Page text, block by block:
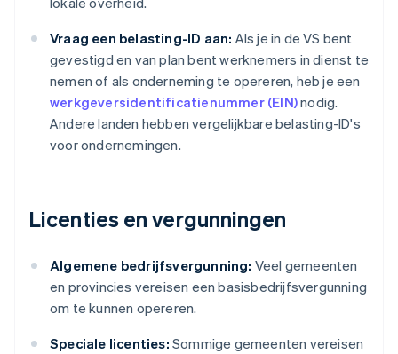
Vraag een belasting-ID aan: Als je in de VS bent
gevestigd en van plan bent werknemers in dienst te
nemen of als onderneming te opereren, heb je een
werkgeversidentificatienummer (EIN)nodig.
Andere landen hebben vergelijkbare belasting-ID's
voor ondernemingen.
Licenties en vergunningen
Algemene bedrijfsvergunning: Veel gemeenten
en provincies vereisen een basisbedrijfsvergunning
om te kunnen opereren.
Speciale licenties: Sommige gemeenten vereisen